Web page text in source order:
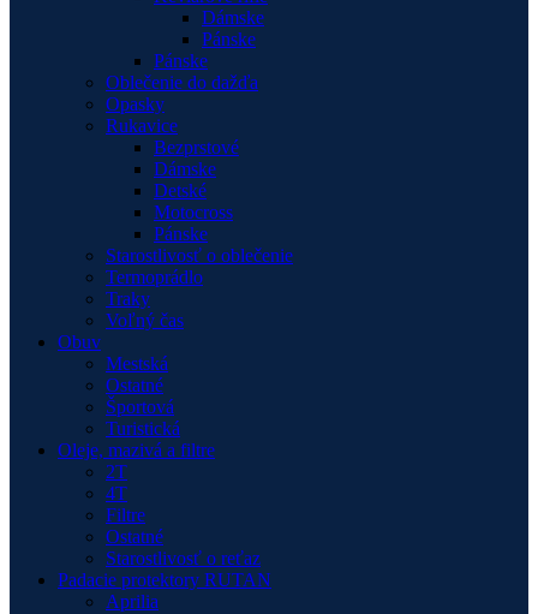
Dámske
Pánske
Pánske
Oblečenie do dažďa
Opasky
Rukavice
Bezprstové
Dámske
Detské
Motocross
Pánske
Starostlivosť o oblečenie
Termoprádlo
Traky
Voľný čas
Obuv
Mestská
Ostatné
Športová
Turistická
Oleje, mazivá a filtre
2T
4T
Filtre
Ostatné
Starostlivosť o reťaz
Padacie protektory RUTAN
Aprilia